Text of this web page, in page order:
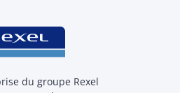
du groupe Rexel